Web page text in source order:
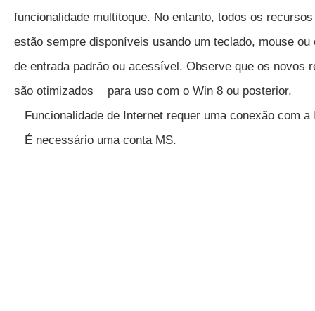
funcionalidade multitoque. No entanto, todos os
estão sempre disponíveis usando um teclado, mouse
de entrada padrão ou acessível. Observe que os novos
são otimizados para uso com o Win 8 ou posterior.
Funcionalidade de Internet requer uma conexão com a
É necessário uma conta MS.